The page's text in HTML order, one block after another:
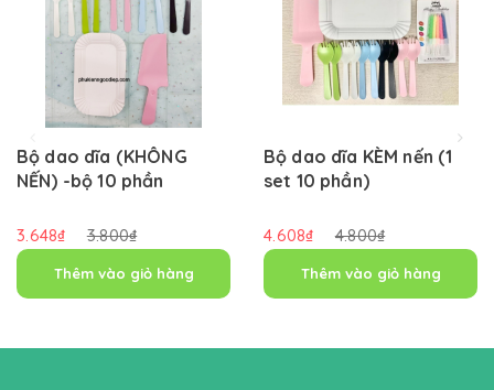
Bộ dao dĩa (KHÔNG
NẾN) -bộ 10 phần
3.648₫ 3.800₫
Thêm vào giỏ hàng
Bộ dao dĩa KÈM nến (1
set 10 phần)
4.608₫ 4.800₫
Thêm vào giỏ hàng